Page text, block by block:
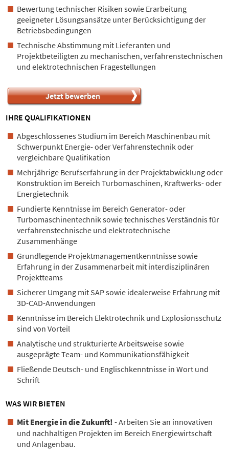
Bewertung technischer Risiken sowie Erarbeitung
geeigneter Lösungsansätze unter Berücksichtigung der
Betriebsbedingungen
Technische Abstimmung mit Lieferanten und
Projektbeteiligten zu mechanischen, verfahrenstechnischen
und elektrotechnischen Fragestellungen
Jetzt bewerben
IHRE QUALIFIKATIONEN
Abgeschlossenes Studium im Bereich Maschinenbau mit
Schwerpunkt Energie- oder Verfahrenstechnik oder
vergleichbare Qualifikation
Mehrjährige Berufserfahrung in der Projektabwicklung oder
Konstruktion im Bereich Turbomaschinen, Kraftwerks- oder
Energietechnik
Fundierte Kenntnisse im Bereich Generator- oder
Turbomaschinentechnik sowie technisches Verständnis für
verfahrenstechnische und elektrotechnische
Zusammenhänge
Grundlegende Projektmanagementkenntnisse sowie
Erfahrung in der Zusammenarbeit mit interdisziplinären
Projektteams
Sicherer Umgang mit SAP sowie idealerweise Erfahrung mit
3D-CAD-Anwendungen
Kenntnisse im Bereich Elektrotechnik und Explosionsschutz
sind von Vorteil
Analytische und strukturierte Arbeitsweise sowie
ausgeprägte Team- und Kommunikationsfähigkeit
Fließende Deutsch- und Englischkenntnisse in Wort und
Schrift
WAS WIR BIETEN
Mit Energie in die Zukunft! - Arbeiten Sie an innovativen
und nachhaltigen Projekten im Bereich Energiewirtschaft
und Anlagenbau.